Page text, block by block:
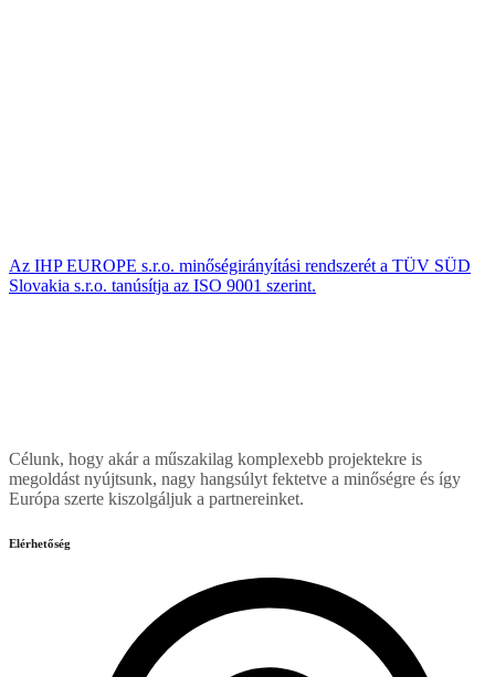
Az IHP EUROPE s.r.o. minőségirányítási rendszerét a TÜV SÜD
Slovakia s.r.o. tanúsítja az ISO 9001 szerint.
Célunk, hogy akár a műszakilag komplexebb projektekre is
megoldást nyújtsunk, nagy hangsúlyt fektetve a minőségre és így
Európa szerte kiszolgáljuk a partnereinket.
Elérhetőség